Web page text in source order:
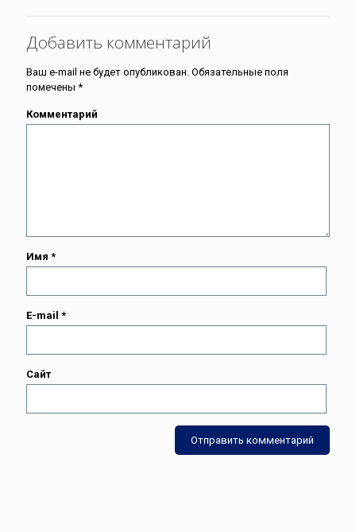
Добавить комментарий
Ваш e-mail не будет опубликован. Обязательные поля
помечены *
Комментарий
Имя *
E-mail *
Сайт